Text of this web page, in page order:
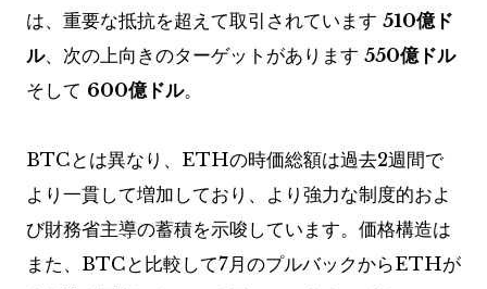
は、重要な抵抗を超えて取引されています 510億ド
ル、次の上向きのターゲットがあります 550億ドル
そして 600億ドル。
BTCとは異なり、ETHの時価総額は過去2週間で
より一貫して増加しており、より強力な制度的およ
び財務省主導の蓄積を示唆しています。価格構造は
また、BTCと比較して7月のプルバックからETHが